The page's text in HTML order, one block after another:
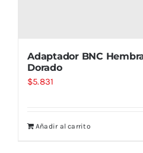
Adaptador BNC
Dorado
$5.831
Añadir al carrito